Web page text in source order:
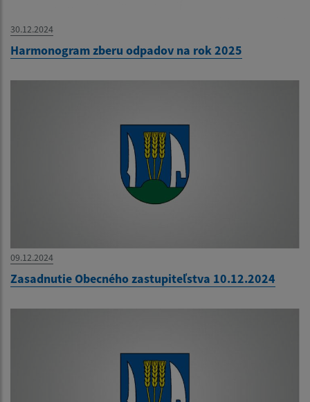
30.12.2024
Harmonogram zberu odpadov na rok 2025
09.12.2024
Zasadnutie Obecného zastupiteľstva 10.12.2024